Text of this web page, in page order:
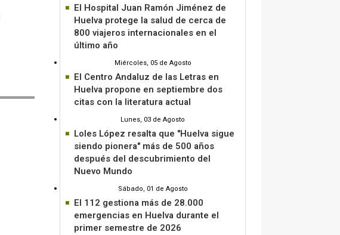
El Hospital Juan Ramón Jiménez de
Huelva protege la salud de cerca de
800 viajeros internacionales en el
último año
Miércoles, 05 de Agosto
El Centro Andaluz de las Letras en
Huelva propone en septiembre dos
citas con la literatura actual
Lunes, 03 de Agosto
Loles López resalta que "Huelva sigue
siendo pionera" más de 500 años
después del descubrimiento del
Nuevo Mundo
Sábado, 01 de Agosto
El 112 gestiona más de 28.000
emergencias en Huelva durante el
primer semestre de 2026